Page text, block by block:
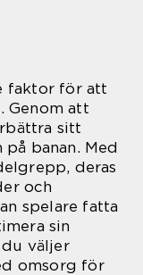
faktor för att
Genom att
sitt
banan. Med
deras
och
spelare fatta
sin
du väljer
omsorg för